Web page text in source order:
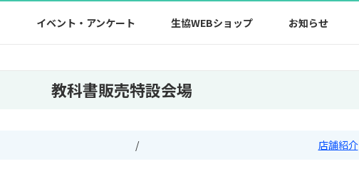
イベント・アンケート 生協WEBショップ お知らせ
教科書販売特設会場
/ 店舗紹介